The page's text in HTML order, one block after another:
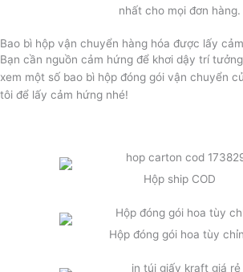
nhất cho mọi đơn hàng.
Bao bì hộp vận chuyển hàng hóa được lấy
Bạn cần nguồn cảm hứng để khơi dậy trí
xem một số bao bì hộp đóng gói vận chuyển
tôi để lấy cảm hứng nhé!
Hộp ship COD
Hộp đóng gói hoa tùy